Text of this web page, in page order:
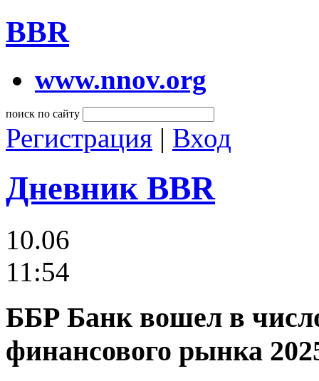
BBR
www.nnov.org
поиск по сайту
Регистрация | Вход
Дневник BBR
10.06
11:54
ББР Банк вошел в
финансового рынка